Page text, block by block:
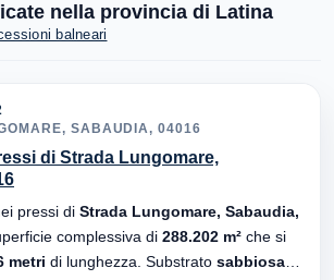
nella provincia di Latina
balneari
SABAUDIA, 04016
di Strada Lungomare,
pressi di Strada Lungomare, Sabaudia,
complessiva di 288.202 m² che si
metri di lunghezza. Substrato sabbiosa